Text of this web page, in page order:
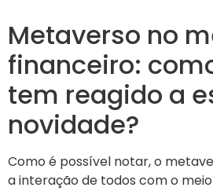
Metaverso no
financeiro:
tem reagido a
novidade?
Como é possível notar, o
a interação de todos com o